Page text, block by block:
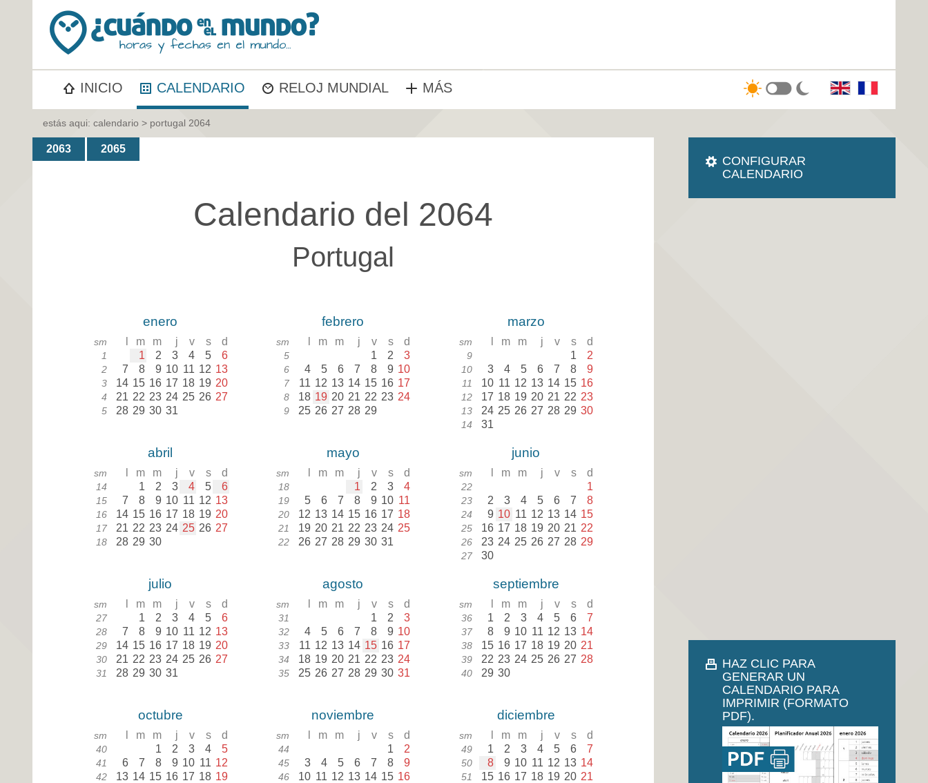
INICIO CALENDARIO RELOJ MUNDIAL MÁS
estás aqui: calendario > portugal 2064
2063 2065
Calendario del 2064
Portugal
enero
sm m m j v s d
1 1 2 3 4 5 6
2 7 8 9 10 11 12 13
3 14 15 16 17 18 19 20
4 21 22 23 24 25 26 27
5 28 29 30 31
febrero
sm m m j v s d
5 1 2 3
6 4 5 6 7 8 9 10
7 11 12 13 14 15 16 17
8 18 19 20 21 22 23 24
9 25 26 27 28 29
marzo
sm m m j v s d
9 1 2
10 3 4 5 6 7 8 9
11 10 11 12 13 14 15 16
12 17 18 19 20 21 22 23
13 24 25 26 27 28 29 30
14 31
abril
sm m m j v s d
14 1 2 3 4 5 6
15 7 8 9 10 11 12 13
16 14 15 16 17 18 19 20
17 21 22 23 24 25 26 27
18 28 29 30
mayo
sm m m j v s d
18 1 2 3 4
19 5 6 7 8 9 10 11
20 12 13 14 15 16 17 18
21 19 20 21 22 23 24 25
22 26 27 28 29 30 31
junio
sm m m j v s d
22 1
23 2 3 4 5 6 7 8
24 9 10 11 12 13 14 15
25 16 17 18 19 20 21 22
26 23 24 25 26 27 28 29
27 30
julio
sm m m j v s d
27 1 2 3 4 5 6
28 7 8 9 10 11 12 13
29 14 15 16 17 18 19 20
30 21 22 23 24 25 26 27
31 28 29 30 31
agosto
sm m m j v s d
31 1 2 3
32 4 5 6 7 8 9 10
33 11 12 13 14 15 16 17
34 18 19 20 21 22 23 24
35 25 26 27 28 29 30 31
septiembre
sm m m j v s d
36 1 2 3 4 5 6 7
37 8 9 10 11 12 13 14
38 15 16 17 18 19 20 21
39 22 23 24 25 26 27 28
40 29 30
octubre
sm m m j v s d
40 1 2 3 4 5
41 6 7 8 9 10 11 12
42 13 14 15 16 17 18 19
noviembre
sm m m j v s d
44 1 2
45 3 4 5 6 7 8 9
46 10 11 12 13 14 15 16
diciembre
sm m m j v s d
49 1 2 3 4 5 6 7
50 8 9 10 11 12 13 14
51 15 16 17 18 19 20 21
CONFIGURAR
CALENDARIO
HAZ CLIC PARA
GENERAR UN
CALENDARIO PARA
IMPRIMIR (FORMATO
PDF).